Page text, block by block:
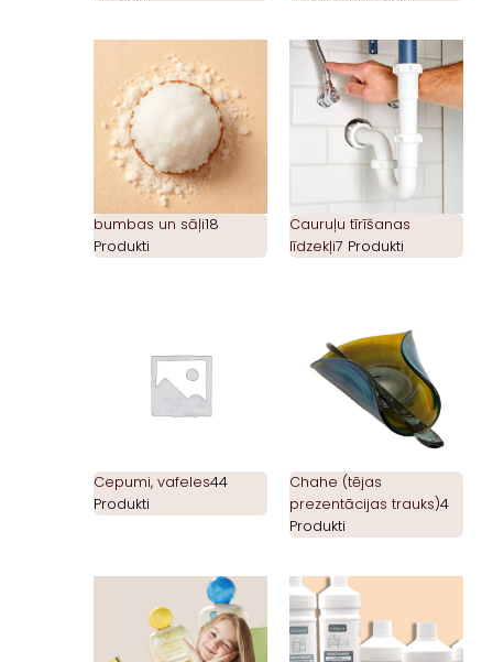
bumbas un sāļi18
Produkti
Cauruļu tīrīšanas
līdzekļi7 Produkti
Cepumi, vafeles44
Produkti
Chahe (tējas
prezentācijas trauks)4
Produkti